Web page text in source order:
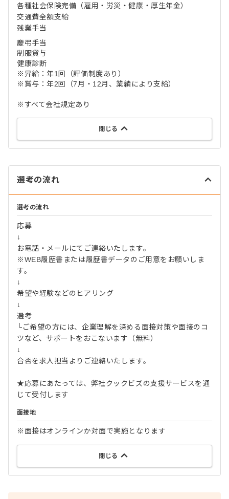
各種社会保険完備（雇用・労災・健康・厚生年金）
交通費全額支給
残業手当
慶弔手当
制服貸与
健康診断
※昇給：年1回（評価制度あり）
※賞与：年2回（7月・12月、業績により支給）
※すべて会社規定あり
閉じる
選考の流れ
選考の流れ
応募
↓
お電話・メールにてご連絡いたします。
※WEB履歴書または履歴書データのご用意をお願いしま
す。
↓
希望や経験などのヒアリング
↓
選考
└ご希望の方には、企業理解を深める面接対策や面接のコ
ツなど、サポートをおこないます（無料）
↓
合否を求人担当よりご連絡いたします。
★応募にあたっては、弊社クックビズの支援サービスを通
じて受付します
面接地
※面接はオンラインか対面で実施となります
閉じる